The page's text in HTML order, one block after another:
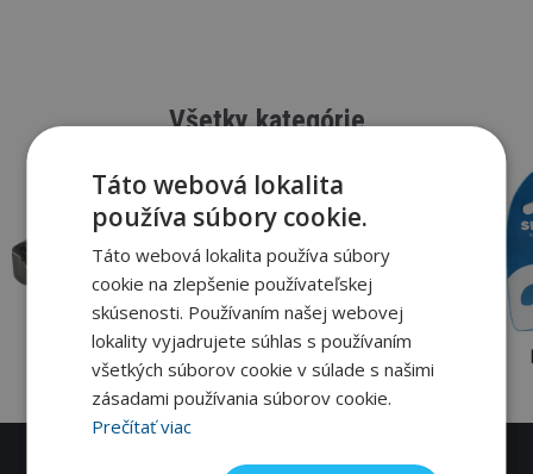
Všetky kategórie
Táto webová lokalita
používa súbory cookie.
Táto webová lokalita používa súbory
cookie na zlepšenie používateľskej
skúsenosti. Používaním našej webovej
lokality vyjadrujete súhlas s používaním
všetkých súborov cookie v súlade s našimi
zásadami používania súborov cookie.
Prečítať viac